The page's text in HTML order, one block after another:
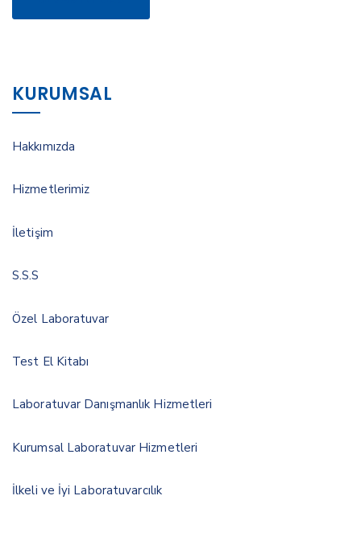
KURUMSAL
Hakkımızda
Hizmetlerimiz
İletişim
S.S.S
Özel Laboratuvar
Test El Kitabı
Laboratuvar Danışmanlık Hizmetleri
Kurumsal Laboratuvar Hizmetleri
İlkeli ve İyi Laboratuvarcılık